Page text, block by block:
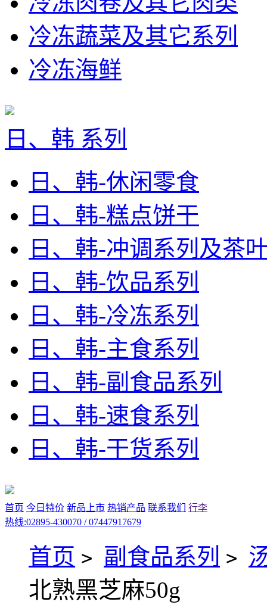
冷冻蔬菜及其它系列
冷冻海鲜
日、韩 系列
日、韩-休闲零食
日、韩-糕点饼干
日、韩-冲调系列及茶
日、韩-饮品系列
日、韩-冷冻系列
日、韩-主食系列
日、韩-副食品系列
日、韩-速食系列
日、韩-干货系列
首页 今日特价 新品上市 热销产品 联系我们
行李
热线:02895-430070 / 07447917679
首页 > 副食品系列 >
北熟黑芝麻50g